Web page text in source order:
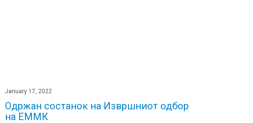
January 17, 2022
Одржан состанок на Извршниот одбор
на ЕММК